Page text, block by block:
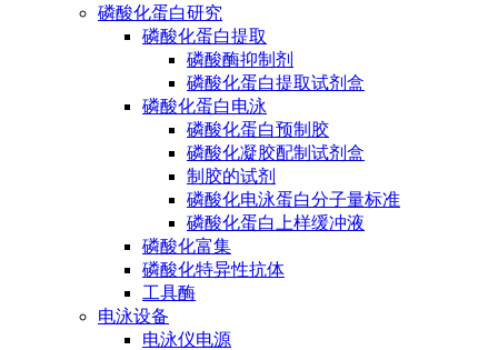
磷酸化蛋白研究
磷酸化蛋白提取
磷酸酶抑制剂
磷酸化蛋白提取试剂盒
磷酸化蛋白电泳
磷酸化蛋白预制胶
磷酸化凝胶配制试剂盒
制胶的试剂
磷酸化电泳蛋白分子量标准
磷酸化蛋白上样缓冲液
磷酸化富集
磷酸化特异性抗体
工具酶
电泳设备
电泳仪电源